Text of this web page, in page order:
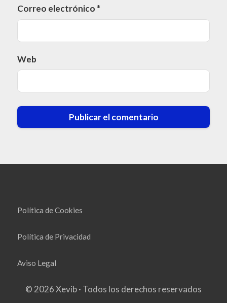
Correo electrónico *
Web
Política de Cookies
Política de Privacidad
Aviso Legal
© 2026 Xevib · Todos los derechos reservados